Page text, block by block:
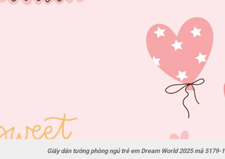
Giấy dán tường phòng ngủ trẻ em Dream World 2025 mã 5179-1